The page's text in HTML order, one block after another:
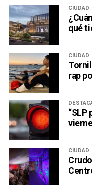
CIUDAD
qué
CIUDAD
rap
“SLP
CIUDAD